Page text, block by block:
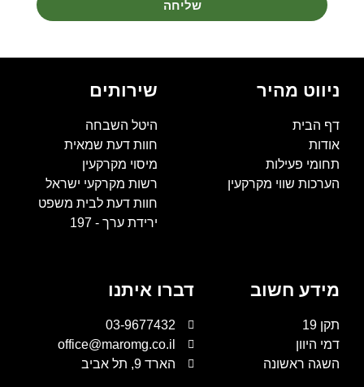
שליחה
ניווט מהיר
דף הבית
אודות
תחומי פעילות
הערכות שווי מקרקעין
שירותים
היטל השבחה
חוות דעת שמאית
מיסוי מקרקעין
רשות מקרקעי ישראל
חוות דעת לבית משפט
ירידת ערך - 197
מידע חשוב
תקן 19
דמי היוון
השגה ראשונה
דברו איתנו
03-9677432
office@maromg.co.il
הארד 9, תל אביב